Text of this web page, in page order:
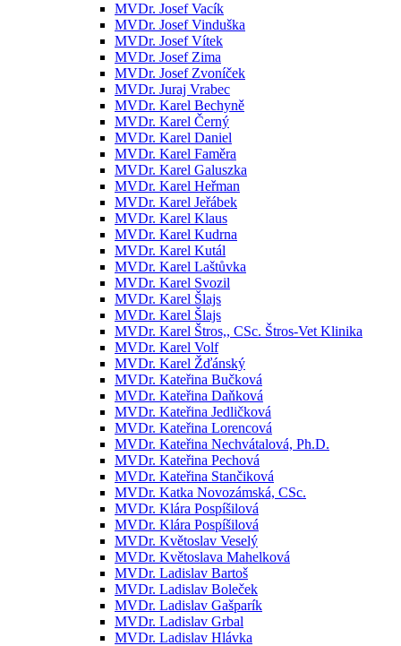
MVDr. Josef Vacík
MVDr. Josef Vinduška
MVDr. Josef Vítek
MVDr. Josef Zima
MVDr. Josef Zvoníček
MVDr. Juraj Vrabec
MVDr. Karel Bechyně
MVDr. Karel Černý
MVDr. Karel Daniel
MVDr. Karel Faměra
MVDr. Karel Galuszka
MVDr. Karel Heřman
MVDr. Karel Jeřábek
MVDr. Karel Klaus
MVDr. Karel Kudrna
MVDr. Karel Kutál
MVDr. Karel Laštůvka
MVDr. Karel Svozil
MVDr. Karel Šlajs
MVDr. Karel Šlajs
MVDr. Karel Štros,, CSc. Štros-Vet Klinika
MVDr. Karel Volf
MVDr. Karel Žďánský
MVDr. Kateřina Bučková
MVDr. Kateřina Daňková
MVDr. Kateřina Jedličková
MVDr. Kateřina Lorencová
MVDr. Kateřina Nechvátalová, Ph.D.
MVDr. Kateřina Pechová
MVDr. Kateřina Stančiková
MVDr. Katka Novozámská, CSc.
MVDr. Klára Pospíšilová
MVDr. Klára Pospíšilová
MVDr. Květoslav Veselý
MVDr. Květoslava Mahelková
MVDr. Ladislav Bartoš
MVDr. Ladislav Boleček
MVDr. Ladislav Gašparík
MVDr. Ladislav Grbal
MVDr. Ladislav Hlávka